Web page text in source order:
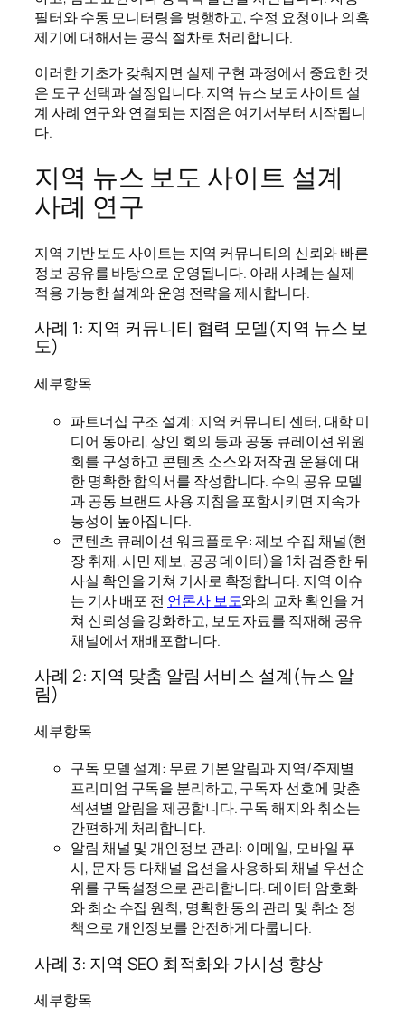
필터와 수동 모니터링을 병행하고, 수정 요청이나 의혹
제기에 대해서는 공식 절차로 처리합니다.
이러한 기초가 갖춰지면 실제 구현 과정에서 중요한 것
은 도구 선택과 설정입니다. 지역 뉴스 보도 사이트 설
계 사례 연구와 연결되는 지점은 여기서부터 시작됩니
다.
지역 뉴스 보도 사이트 설계
사례 연구
지역 기반 보도 사이트는 지역 커뮤니티의 신뢰와 빠른
정보 공유를 바탕으로 운영됩니다. 아래 사례는 실제
적용 가능한 설계와 운영 전략을 제시합니다.
사례 1: 지역 커뮤니티 협력 모델(지역 뉴스 보
도)
세부항목
파트너십 구조 설계: 지역 커뮤니티 센터, 대학 미
디어 동아리, 상인 회의 등과 공동 큐레이션 위원
회를 구성하고 콘텐츠 소스와 저작권 운용에 대
한 명확한 합의서를 작성합니다. 수익 공유 모델
과 공동 브랜드 사용 지침을 포함시키면 지속가
능성이 높아집니다.
콘텐츠 큐레이션 워크플로우: 제보 수집 채널(현
장 취재, 시민 제보, 공공 데이터)을 1차 검증한 뒤
사실 확인을 거쳐 기사로 확정합니다. 지역 이슈
는 기사 배포 전 언론사 보도와의 교차 확인을 거
쳐 신뢰성을 강화하고, 보도 자료를 적재해 공유
채널에서 재배포합니다.
사례 2: 지역 맞춤 알림 서비스 설계(뉴스 알
림)
세부항목
구독 모델 설계: 무료 기본 알림과 지역/주제별
프리미엄 구독을 분리하고, 구독자 선호에 맞춘
섹션별 알림을 제공합니다. 구독 해지와 취소는
간편하게 처리합니다.
알림 채널 및 개인정보 관리: 이메일, 모바일 푸
시, 문자 등 다채널 옵션을 사용하되 채널 우선순
위를 구독설정으로 관리합니다. 데이터 암호화
와 최소 수집 원칙, 명확한 동의 관리 및 취소 정
책으로 개인정보를 안전하게 다룹니다.
사례 3: 지역 SEO 최적화와 가시성 향상
세부항목